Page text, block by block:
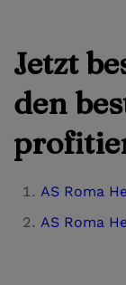
Jetzt
den
AS Roma
AS Roma